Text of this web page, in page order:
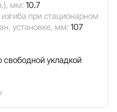
мм: 10.7
при стационарном
установке, мм: 107
свободной укладкой